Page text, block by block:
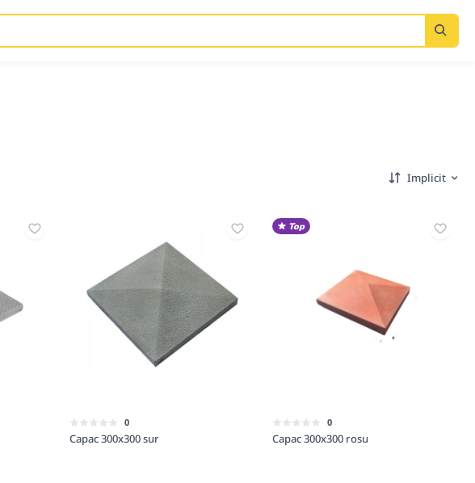
Implicit
0
Capac 300x300 sur
Top
0
Capac 300x300 rosu